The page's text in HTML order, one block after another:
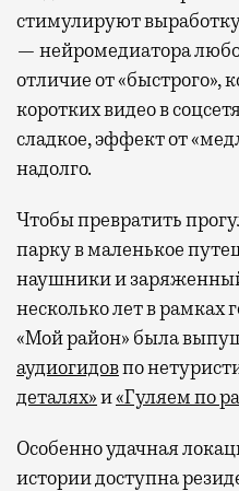
стимулируют
— нейромедиатора
отличие от
коротких видео в
сладкое, эффект от
надолго.
Чтобы превратить
парку в маленькое
наушники и
несколько лет в рамках
«Мой район» была
аудиогидовпо
деталях»и«Гуляем по
Особенно удачная
истории доступна